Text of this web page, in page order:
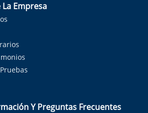
Empresa
Y Preguntas Frecuentes